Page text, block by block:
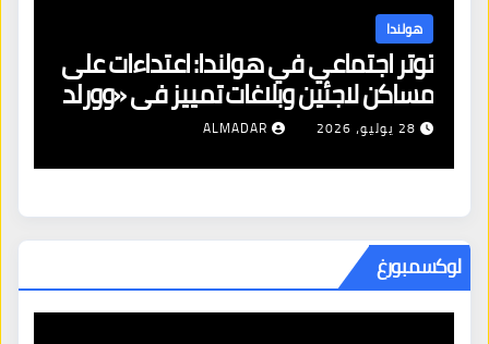
هولندا
توتر اجتماعي في هولندا: اعتداءات على
مساكن لاجئين وبلاغات تمييز في «وورلد
برايد»
28 يوليو، 2026 ALMADAR
لوكسمبورغ